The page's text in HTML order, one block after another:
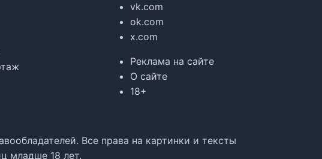
vk.com
ok.com
x.com
Реклама на сайте
О сайте
18+
Все права на картинки и тексты
младше 18 лет.